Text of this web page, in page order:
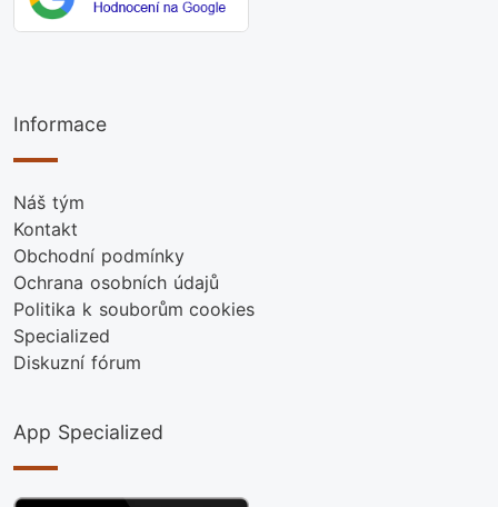
Informace
Náš tým
Kontakt
Obchodní podmínky
Ochrana osobních údajů
Politika k souborům cookies
Specialized
Diskuzní fórum
App Specialized